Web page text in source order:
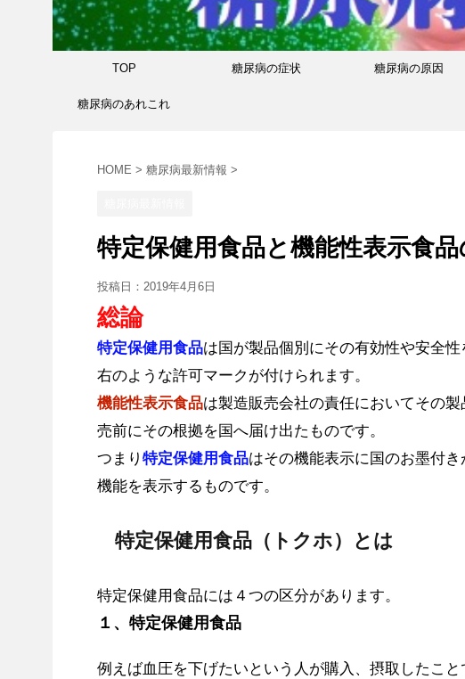
TOP 糖尿病の症状 糖尿病の原因
糖尿病のあれこれ
HOME > 糖尿病最新情報 >
特定保健用食品と機能性表示食
投稿日： 2019年4月6日
総論
特定保健用食品は国が製品個別にその有効性や安全
右のような許可マークが付けられます。
機能性表示食品は製造販売会社の責任においてその
売前にその根拠を国へ届け出たものです。
つまり 特定保健用食品はその機能表示に国のお墨付き
機能を表示するものです。
特定保健用食品（トクホ）とは
特定保健用食品には４つの区分があります。
１、特定保健用食品
例えば血圧を下げたいという人が購入、摂取したこ